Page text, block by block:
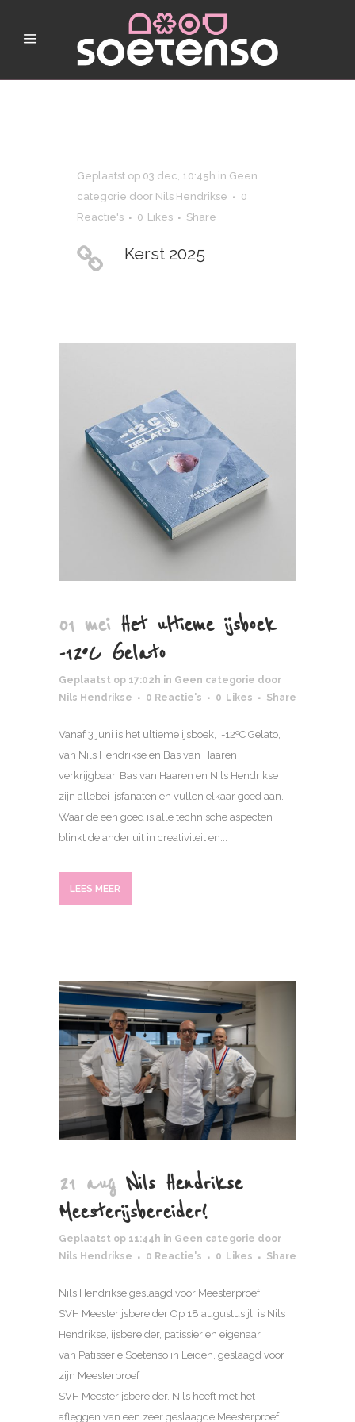
Geplaatst op 03 dec, 10:45h in Geen
categorie door Nils Hendrikse
0
Reactie's
0 Likes Share
Kerst 2025
01 mei Het ultieme ijsboek
-12ºC Gelato
Geplaatst op 17:02h in Geen categorie door
Nils Hendrikse
0 Reactie's 0 Likes Share
Vanaf 3 juni is het ultieme ijsboek, -12ºC Gelato,
van Nils Hendrikse en Bas van Haaren
verkrijgbaar. Bas van Haaren en Nils Hendrikse
zijn allebei ijsfanaten en vullen elkaar goed aan.
Waar de een goed is alle technische aspecten
blinkt de ander uit in creativiteit en...
LEES MEER
21 aug Nils Hendrikse
Meesterijsbereider!
Geplaatst op 11:44h in Geen categorie door
Nils Hendrikse
0 Reactie's 0 Likes Share
Nils Hendrikse geslaagd voor Meesterproef
SVH Meesterijsbereider Op 18 augustus jl. is Nils
Hendrikse, ijsbereider, patissier en eigenaar
van Patisserie Soetenso in Leiden, geslaagd voor
zijn Meesterproef
SVH Meesterijsbereider. Nils heeft met het
afleggen van een zeer geslaagde Meesterproef